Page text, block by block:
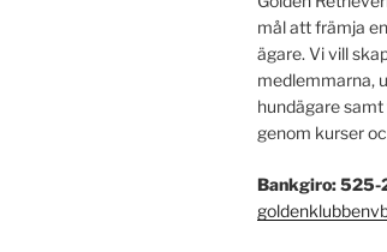
mål att främja
ägare. Vi vill
medlemmarna,
hundägare
genom kurser
Bankgiro: